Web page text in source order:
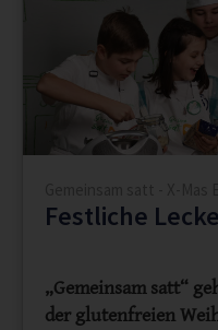
Festliche
„Gemeinsam satt“
der glutenfreien